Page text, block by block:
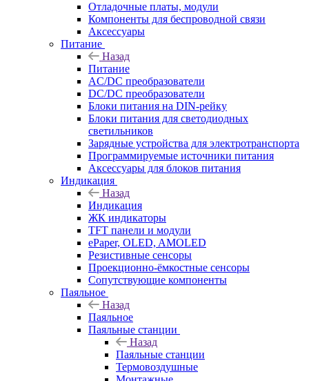
Отладочные платы, модули
Компоненты для беспроводной связи
Аксессуары
Питание
Назад
Питание
AC/DC преобразователи
DC/DC преобразователи
Блоки питания на DIN-рейку
Блоки питания для светодиодных
светильников
Зарядные устройства для электротранспорта
Программируемые источники питания
Аксессуары для блоков питания
Индикация
Назад
Индикация
ЖК индикаторы
TFT панели и модули
ePaper, OLED, AMOLED
Резистивные сенсоры
Проекционно-ёмкостные сенсоры
Сопутствующие компоненты
Паяльное
Назад
Паяльное
Паяльные станции
Назад
Паяльные станции
Термовоздушные